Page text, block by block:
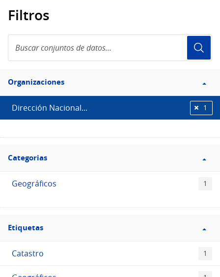
Filtros
conjuntos
de
Filtro
Organizaciones
Organizaciones
Dirección Nacional... 1
Filtro
Categorias
Categorias
Geográficos 1
Filtro
Etiquetas
Etiquetas
Catastro 1